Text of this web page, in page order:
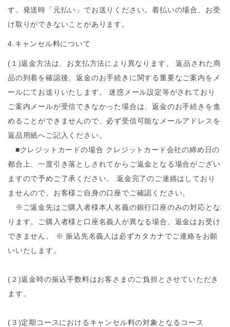
す。発送時「元払い」でお送りください。着払いの場合、お受
け取りができないことがあります。
4.キャンセル料について
(１)返金方法は、お支払方法により異なります。 返品された商
品の到着を確認後、返金のお手続きに関する重要なご案内をメ
ールにてお送りいたします。 迷惑メール設定等がされており
ご案内メールが受信できなかった場合は、返金のお手続きを進
めることができませんので、必ず受信可能なメールアドレスを
返品用紙へご記入ください。
■クレジットカードの場合 クレジットカード会社の締め日の
都合上、一度引き落としされてからご返金となる場合がござい
ますので予めご了承ください。 返金完了のご連絡はしており
ませんので、お客様ご自身の口座でご確認ください。
※ご返金先はご購入者様本人名義の銀行口座のみの対応とな
ります。ご購入者様と口座名義人が異なる場合、返金はお受け
できません。 ※ 振込先名義人は必ずカタカナでご連絡をお願
いいたします。
(２)返金時の振込手数料はお客さまのご負担とさせていただき
ます。
(３)定期コースにおけるキャンセル料の対象となるコース